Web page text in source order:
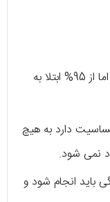
واکسن آبله مرغان عوارض جانبی دارد اما از 95% ابتلا به
دارد به هیچ
نمی شود.
در 12 ماهگی تا 15 ماهگی باید انجام شود و